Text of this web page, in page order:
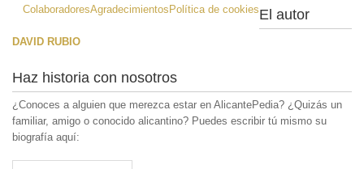
ColaboradoresAgradecimientos Política de cookiesEl autor
DAVID RUBIO
Haz historia con nosotros
¿Conoces a alguien que merezca estar en AlicantePedia? ¿Quizás un
familiar, amigo o conocido alicantino? Puedes escribir tú mismo su
biografía aquí: